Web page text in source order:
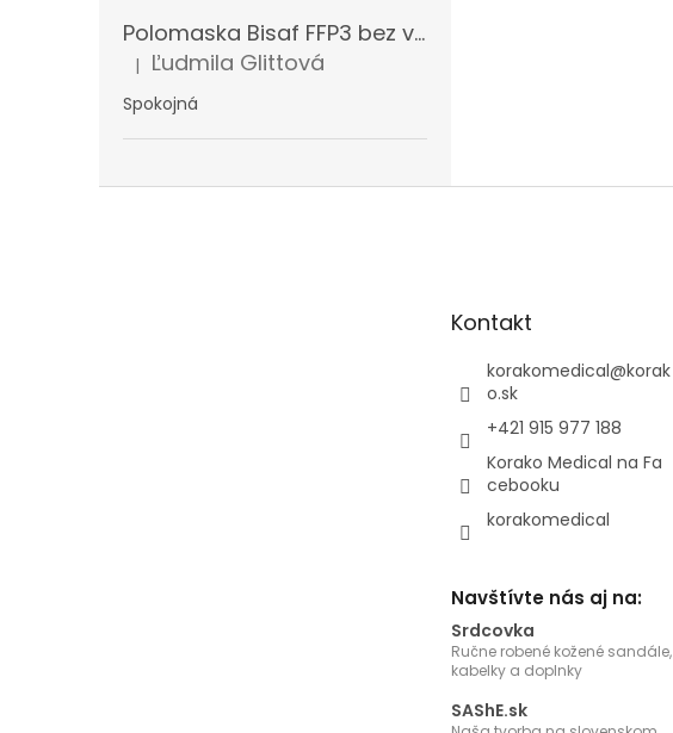
Polomaska Bisaf FFP3 bez ventilčeka , balenie 15 ks
Hodnotenie produktu je 5 z 5 hviezdičiek.
| Ľudmila Glittová
Spokojná
Kontakt
korakomedical@korak
o.sk
+421 915 977 188
Korako Medical na Fa
cebooku
korakomedical
Navštívte nás aj na:
Srdcovka
Ručne robené kožené sandále,
kabelky a doplnky
SAShE.sk